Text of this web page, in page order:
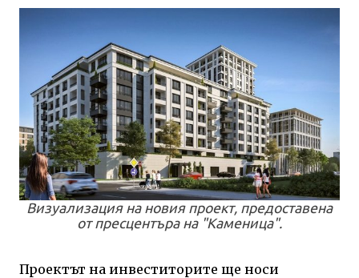
Визуализация на новия проект, предоставена
от пресцентъра на "Каменица".
Проектът на инвеститорите ще носи